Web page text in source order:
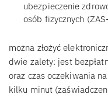
ubezpieczenie
osób fizycznych
można złożyć
dwie zalety: jest
oraz czas oczekiwania
kilku minut